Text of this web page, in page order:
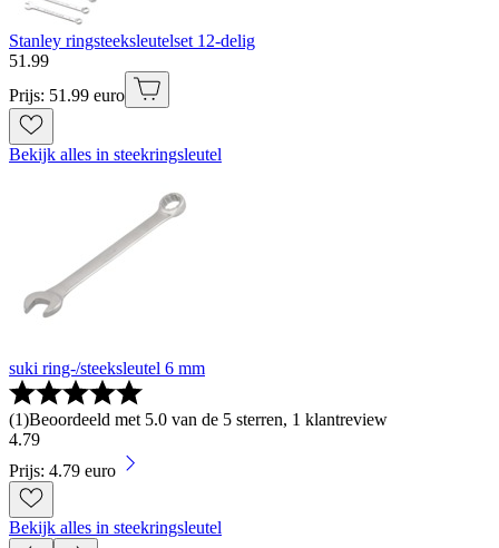
Stanley ringsteeksleutelset 12-delig
51 .99
Prijs: 51.99 euro
Bekijk alles in steekringsleutel
suki ring-/steeksleutel 6 mm
(1)Beoordeeld met 5.0 van de 5 sterren, 1 klantreview
4.79
Prijs: 4.79 euro
Bekijk alles in steekringsleutel